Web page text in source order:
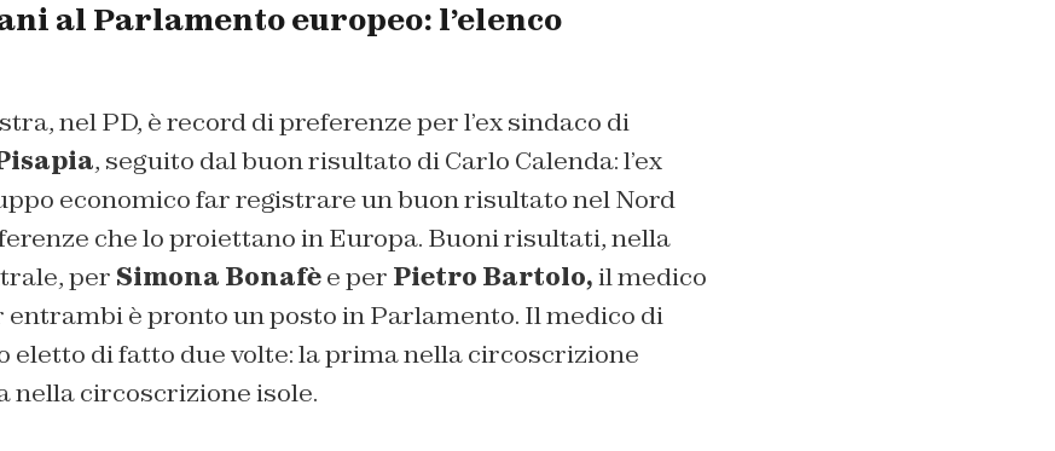
al Parlamento europeo: l’elenco
nel PD, è record di preferenze per l’ex sindaco di
, seguito dal buon risultato di Carlo Calenda: l’ex
economico far registrare un buon risultato nel Nord
che lo proiettano in Europa. Buoni risultati, nella
per Simona Bonafèe per Pietro Bartolo,il medico
entrambi è pronto un posto in Parlamento. Il medico di
eletto di fatto due volte: la prima nella circoscrizione
nella circoscrizione isole.